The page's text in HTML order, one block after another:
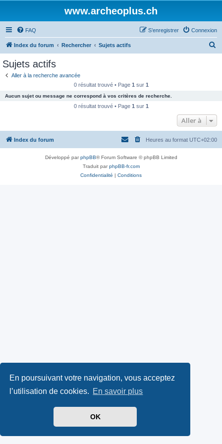
En poursuivant votre navigation, vous acceptez
l’utilisation de cookies. En savoir plus
OK
www.archeoplus.ch
FAQ Connexion
S’enregistrer
Index du forum Rechercher Sujets actifs
c
e
Sujets actifs
Aller à la recherche avancée
0 résultat trouvé • Page 1 sur 1
Aucun sujet ou message ne correspond à vos critères de recherche.
0 résultat trouvé • Page 1 sur 1
Aller à
Index du forum Heures au format UTC+02:00
Développé parphpBB® Forum Software © phpBB Limited
Traduit parphpBB-fr.com
Confidentialité | Conditions